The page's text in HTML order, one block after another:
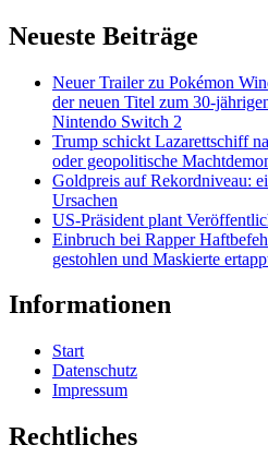
Neueste Beiträge
Neuer Trailer zu Pokémon
der neuen Titel zum 30-
Nintendo Switch 2
Trump schickt Lazarettschiff
oder geopolitische
Goldpreis auf Rekordniveau:
Ursachen
US-Präsident plant
Einbruch bei Rapper
gestohlen und Maskierte
Informationen
Start
Datenschutz
Impressum
Rechtliches